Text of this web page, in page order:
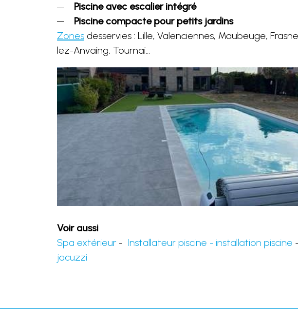
Piscine avec escalier intégré
Piscine compacte pour petits jardins
Zones desservies : Lille, Valenciennes, Maubeuge,
lez-Anvaing, Tournai...
Voir aussi
Spa extérieur - Installateur piscine - installation piscine -
jacuzzi